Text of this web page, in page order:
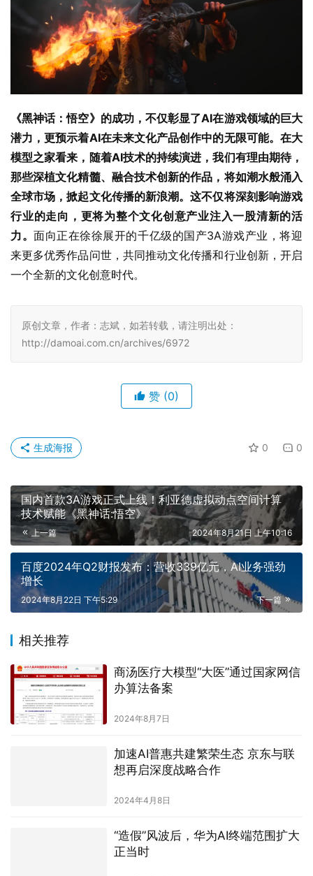
《黑神话：悟空》的成功，不仅彰显了AI在游戏领域的巨大
潜力，更预示着AI在未来文化产品创作中的无限可能。在大
模型之家看来，随着AI技术的持续演进，我们有理由期待，
那些深植文化精髓、融合技术创新的作品，将如潮水般涌入
全球市场，掀起文化传播的新浪潮。这不仅将深刻影响游戏
行业的走向，更将为整个文化创意产业注入一股清新的活
力。面向正在徐徐展开的千亿级的国产3A游戏产业，将迎
来更多优秀作品问世，共同推动文化传播和行业创新，开启
一个全新的文化创意时代。
原创文章，作者：志斌，如若转载，请注明出处：
http://damoai.com.cn/archives/6972
赞 (0)
0 0
生成海报
国内首款3A游戏正式上线！利亚德虚拟动点空间计算
技术赋能《黑神话:悟空》
上一篇 2024年8月21日 上午10:16
百度2024年Q2财报发布：营收339亿元，AI业务强劲
增长
下一篇
2024年8月22日 下午5:29
相关推荐
商汤医疗大模型“大医”通过国家网信
办算法备案
2024年8月7日
加速AI普惠共建繁荣生态 京东与联
想再启深度战略合作
2024年4月8日
“造假”风波后，华为AI终端范围扩大
正当时